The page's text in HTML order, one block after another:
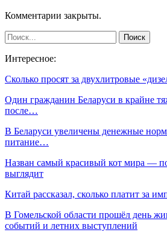
Комментарии закрыты.
Интересное:
Сколько просят за двухлитровые
Один гражданин Беларуси в крайне
после…
В Беларуси увеличены денежные
питание…
Назван самый красивый кот мира —
выглядит
Китай рассказал, сколько платит за
В Гомельской области прошёл день
событий и летних выступлений